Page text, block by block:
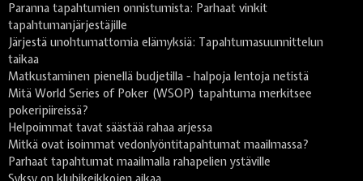
Paranna tapahtumien onnistumista: Parhaat vinkit
tapahtumanjärjestäjille
Järjestä unohtumattomia elämyksiä: Tapahtumasuunnittelun
taikaa
Matkustaminen pienellä budjetilla - halpoja lentoja netistä
Mitä World Series of Poker (WSOP) tapahtuma merkitsee
pokeripiireissä?
Helpoimmat tavat säästää rahaa arjessa
Mitkä ovat isoimmat vedonlyöntitapahtumat maailmassa?
Parhaat tapahtumat maailmalla rahapelien ystäville